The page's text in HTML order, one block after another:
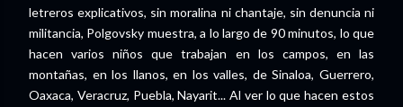
letreros explicativos, sin moralina ni chantaje, sin denuncia ni
militancia, Polgovsky muestra, a lo largo de 90 minutos, lo que
hacen varios niños que trabajan en los campos, en las
montañas, en los llanos, en los valles, de Sinaloa, Guerrero,
Oaxaca, Veracruz, Puebla, Nayarit... Al ver lo que hacen estos